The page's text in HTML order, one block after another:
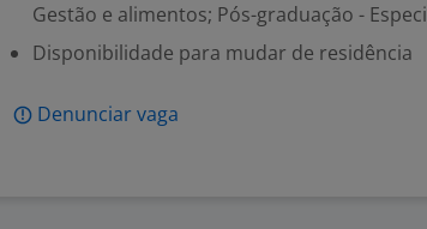
Gestão e alimentos; Pós-graduação -
Disponibilidade para mudar de residência
Denunciar vaga